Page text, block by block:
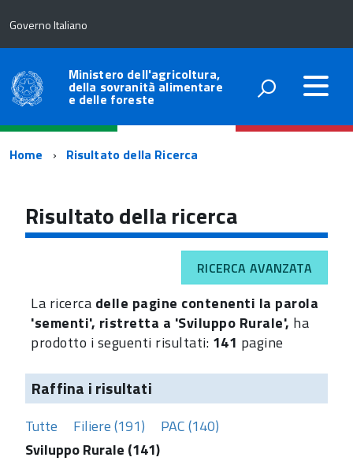
Governo Italiano
Ministero dell'agricoltura,
della sovranità alimentare
e delle foreste
Percorso
navigazione
Home Risultato della Ricerca
Risultato della ricerca
RICERCA AVANZATA
La ricerca delle pagine contenenti la parola
'sementi', ristretta a 'Sviluppo Rurale', ha
prodotto i seguenti risultati: 141 pagine
Raffina i risultati
Tutte Filiere (191)
PAC (140)
Sviluppo Rurale (141)